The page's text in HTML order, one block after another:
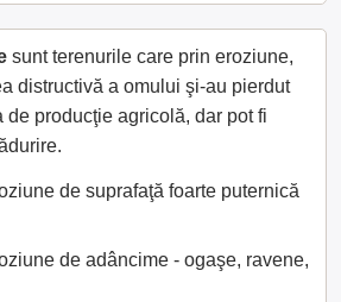
sunt terenurile care prin eroziune,
distructivă a omului şi-au pierdut
producţie agricolă, dar pot fi
de suprafaţă foarte puternică
de adâncime - ogaşe, ravene,